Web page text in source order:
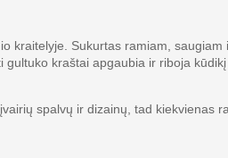
kraitelyje. Sukurtas ramiam,
kraštai apgaubia ir riboja
spalvų ir dizainų, tad